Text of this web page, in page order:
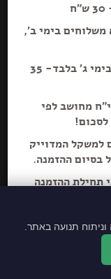
בימי ב',
הוד השרון\רמות השבים- משלוחים בימי ג' בלבד- 35
מחושב לפי
לסכום!
למשקל המדוייק
בסיום ההזמנה.
תחילת ההזמנה
הכי
לנכים.
תנועה באתר.